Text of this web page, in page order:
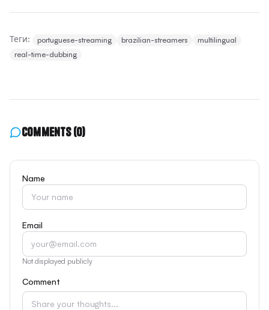
Теги: portuguese-streaming brazilian-streamers
multilingual
real-time-dubbing
Comments(0)
Name
Email
Not displayed publicly
Comment